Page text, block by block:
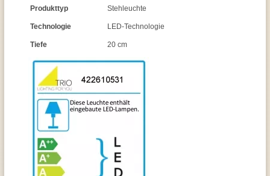
Produkttyp Stehleuchte
Technologie LED-Technologie
Tiefe 20 cm